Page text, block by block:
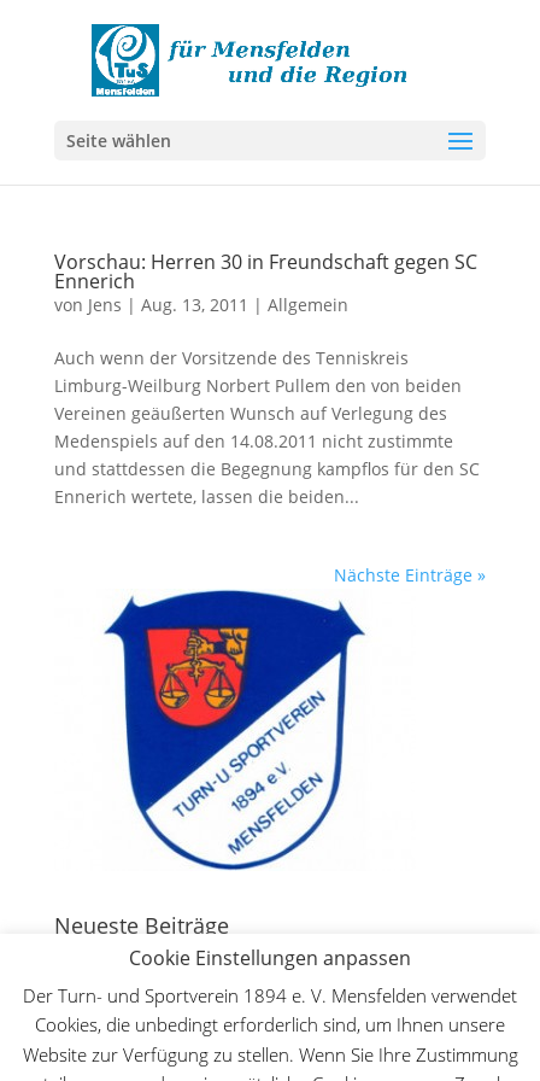
Seite wählen
Vorschau: Herren 30 in Freundschaft gegen SC
Ennerich
von Jens | Aug. 13, 2011 | Allgemein
Auch wenn der Vorsitzende des Tenniskreis
Limburg-Weilburg Norbert Pullem den von beiden
Vereinen geäußerten Wunsch auf Verlegung des
Medenspiels auf den 14.08.2011 nicht zustimmte
und stattdessen die Begegnung kampflos für den SC
Ennerich wertete, lassen die beiden...
Nächste Einträge »
Neueste Beiträge
130 Jahre Bergturnfest auf dem Mensfelder Kopf
August 2026
Deutsche Meisterschaft WFMAC in Dillenburg – Lilly
Lange ist Deutsche Meisterin im Leichtkontakt 30.
Cookie Einstellungen anpassen
Der Turn- und Sportverein 1894 e. V. Mensfelden verwendet
Cookies, die unbedingt erforderlich sind, um Ihnen unsere
Website zur Verfügung zu stellen. Wenn Sie Ihre Zustimmung